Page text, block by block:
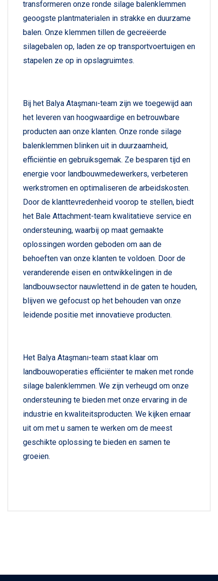
transformeren onze ronde silage balenklemmen
geoogste plantmaterialen in strakke en duurzame
balen. Onze klemmen tillen de gecreëerde
silagebalen op, laden ze op transportvoertuigen en
stapelen ze op in opslagruimtes.
Bij het Balya Ataşmanı-team zijn we toegewijd aan
het leveren van hoogwaardige en betrouwbare
producten aan onze klanten. Onze ronde silage
balenklemmen blinken uit in duurzaamheid,
efficiëntie en gebruiksgemak. Ze besparen tijd en
energie voor landbouwmedewerkers, verbeteren
werkstromen en optimaliseren de arbeidskosten.
Door de klanttevredenheid voorop te stellen, biedt
het Bale Attachment-team kwalitatieve service en
ondersteuning, waarbij op maat gemaakte
oplossingen worden geboden om aan de
behoeften van onze klanten te voldoen. Door de
veranderende eisen en ontwikkelingen in de
landbouwsector nauwlettend in de gaten te houden,
blijven we gefocust op het behouden van onze
leidende positie met innovatieve producten.
Het Balya Ataşmanı-team staat klaar om
landbouwoperaties efficiënter te maken met ronde
silage balenklemmen. We zijn verheugd om onze
ondersteuning te bieden met onze ervaring in de
industrie en kwaliteitsproducten. We kijken ernaar
uit om met u samen te werken om de meest
geschikte oplossing te bieden en samen te
groeien.